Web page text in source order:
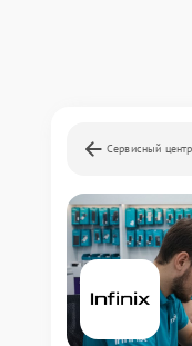
Сервисный